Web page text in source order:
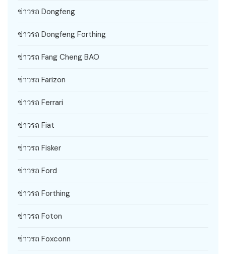
ข่าวรถ Dongfeng
ข่าวรถ Dongfeng Forthing
ข่าวรถ Fang Cheng BAO
ข่าวรถ Farizon
ข่าวรถ Ferrari
ข่าวรถ Fiat
ข่าวรถ Fisker
ข่าวรถ Ford
ข่าวรถ Forthing
ข่าวรถ Foton
ข่าวรถ Foxconn